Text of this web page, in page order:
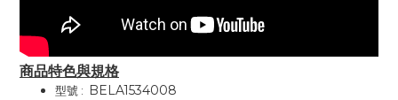
商品特色與規格
型號 : BELA1534008